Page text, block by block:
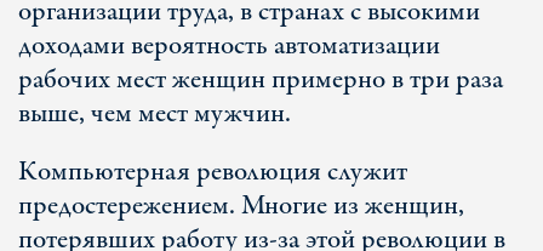
организации труда, в странах с высокими
доходами вероятность автоматизации
рабочих мест женщин примерно в три раза
выше, чем мест мужчин.
Компьютерная революция служит
предостережением. Многие из женщин,
потерявших работу из-за этой революции в